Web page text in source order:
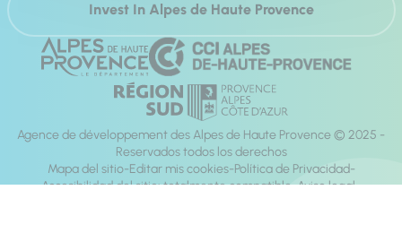
Invest In Alpes de Haute Provence
Agence de développement des Alpes de Haute Provence © 2025 -
Reservados todos los derechos
Mapa del sitio Editar mis cookies Política de Privacidad
Accesibilidad del sitio: totalmente compatible Aviso legal